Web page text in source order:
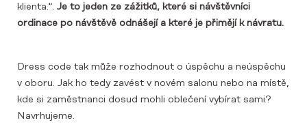
klienta.“. Je to jeden ze zážitků, které si návštěvníci
ordinace po návštěvě odnášejí a které je přimějí k návratu.
Dress code tak může rozhodnout o úspěchu a neúspěchu
v oboru. Jak ho tedy zavést v novém salonu nebo na místě,
kde si zaměstnanci dosud mohli oblečení vybírat sami?
Navrhujeme.